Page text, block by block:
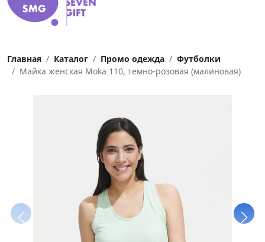
Главная Каталог Промо одежда
Футболки
Майка женская Moka 110, темно-розовая (малиновая)